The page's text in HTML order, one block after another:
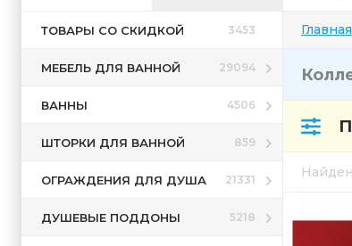
ТОВАРЫ СО СКИДКОЙ 3453
МЕБЕЛЬ ДЛЯ ВАННОЙ 29094
ВАННЫ 4506
ШТОРКИ ДЛЯ ВАННОЙ 859
ОГРАЖДЕНИЯ ДЛЯ ДУША 21331
ДУШЕВЫЕ ПОДДОНЫ 5218
Главная